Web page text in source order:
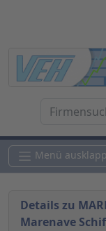
Menü
Details zu
Marenave